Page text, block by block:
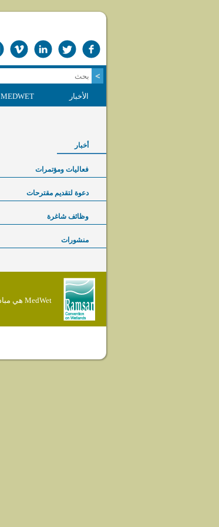
الأخبار MEDWET
أخبار
فعاليات ومؤتمرات
دعوة لتقديم مقترحات
وظائف شاغرة
منشورات
MedWet هي مبادرة إقليمية بموجب إتفاقية Ramsar